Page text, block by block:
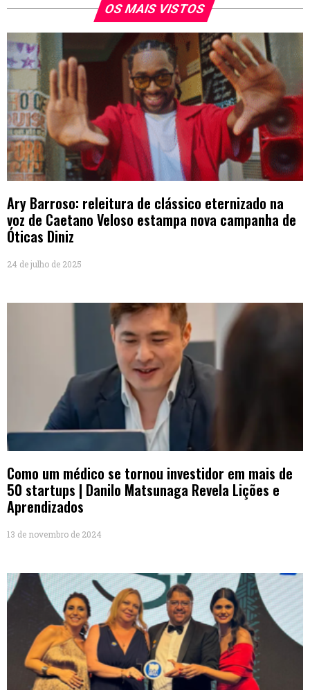
OS MAIS VISTOS
Ary Barroso: releitura de clássico eternizado na
voz de Caetano Veloso estampa nova campanha de
Óticas Diniz
24 de julho de 2025
Como um médico se tornou investidor em mais de
50 startups | Danilo Matsunaga Revela Lições e
Aprendizados
13 de novembro de 2024